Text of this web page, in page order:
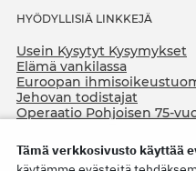
HYÖDYLLISIÄ LINKKEJÄ
Usein Kysytyt Kysymykset
Elämä vankilassa
Euroopan
Jehovan todistajat
Operaatio Pohjoisen 75-
Tämä verkkosivusto käyttää